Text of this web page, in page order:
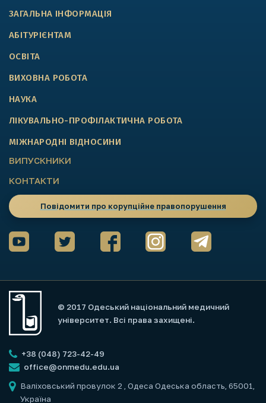
ЗАГАЛЬНА ІНФОРМАЦІЯ
АБІТУРІЄНТАМ
ОСВІТА
ВИХОВНА РОБОТА
НАУКА
ЛІКУВАЛЬНО-ПРОФІЛАКТИЧНА РОБОТА
МІЖНАРОДНІ ВІДНОСИНИ
ВИПУСКНИКИ
КОНТАКТИ
Повідомити про корупційне правопорушення
© 2017 Одеський національний медичний
університет. Всі права захищені.
+38 (048) 723-42-49
office@onmedu.edu.ua
Валіховський провулок 2
, Одеса Одеська область, 65001,
Україна